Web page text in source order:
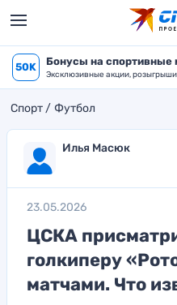
50K Бонусы на спортивные
Эксклюзивные акции,
Спорт Футбол
Илья Масюк
23.05.2026
ЦСКА
голкиперу
матчами. Что